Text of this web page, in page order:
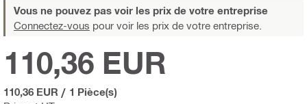
Vous ne pouvez pas voir les prix de votre entreprise
Connectez-vous pour voir les prix de votre entreprise.
110,36 EUR
110,36 EUR / 1 Pièce(s)